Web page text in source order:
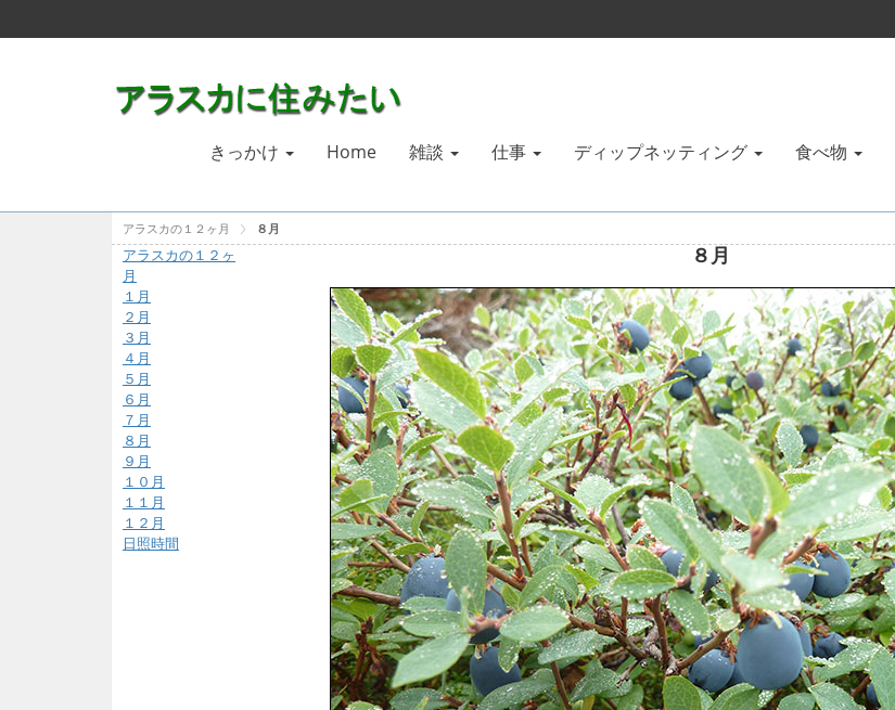
きっかけ Home 雑談 仕事 ディップネッティング 食べ物
アラスカの１２ヶ月 ８月
アラスカの１２ヶ
月
１月
２月
３月
４月
５月
６月
７月
８月
９月
１０月
１１月
１２月
日照時間
８月